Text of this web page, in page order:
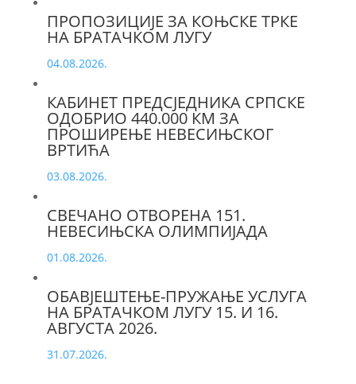
ПРОПОЗИЦИЈЕ ЗА КОЊСКЕ ТРКЕ
НА БРАТАЧКОМ ЛУГУ
04.08.2026.
КАБИНЕТ ПРЕДСЈЕДНИКА СРПСКЕ
ОДОБРИО 440.000 КМ ЗА
ПРОШИРЕЊЕ НЕВЕСИЊСКОГ
ВРТИЋА
03.08.2026.
СВЕЧАНО ОТВОРЕНА 151.
НЕВЕСИЊСКА ОЛИМПИЈАДА
01.08.2026.
ОБАВЈЕШТЕЊЕ-ПРУЖАЊЕ УСЛУГА
НА БРАТАЧКОМ ЛУГУ 15. И 16.
АВГУСТА 2026.
31.07.2026.